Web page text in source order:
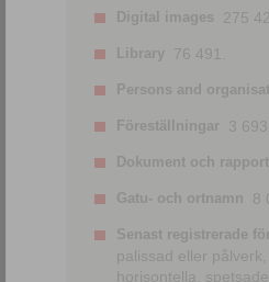
Digital images 275
Library 76 491.
Persons and
Föreställningar 3 693.
Dokument och
Gatu- och ortnamn 8
Senast registrerade
palissad eller
horisontella,